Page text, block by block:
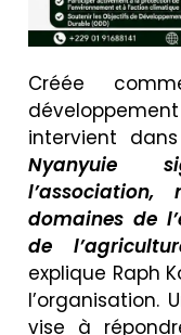
Créée
intervient
Nyanyuie
domaines de
de
explique Raph
l’organisation.
vise à